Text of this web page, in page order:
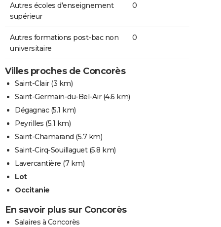
Autres écoles d'enseignement
supérieur
0
Autres formations post-bac non
universitaire
0
Villes proches de Concorès
Saint-Clair(3 km)
Saint-Germain-du-Bel-Air(4.6 km)
Dégagnac(5.1 km)
Peyrilles (5.1 km)
Saint-Chamarand (5.7 km)
Saint-Cirq-Souillaguet(5.8 km)
Lavercantière (7 km)
Lot
Occitanie
En savoir plus sur Concorès
Salaires à Concorès